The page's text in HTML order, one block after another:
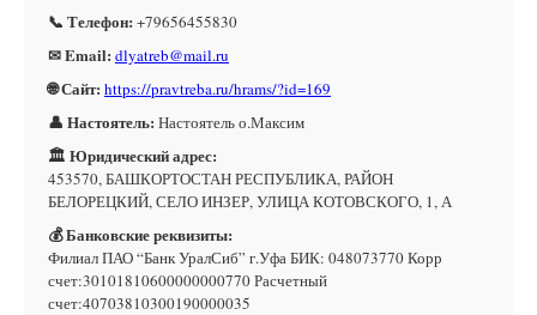
📞 Телефон: +79656455830
✉ Email: dlyatreb@mail.ru
🌐 Сайт: https://pravtreba.ru/hrams/?id=169
👤 Настоятель: Настоятель о.Максим
🏛 Юридический адрес:
453570, БАШКОРТОСТАН РЕСПУБЛИКА, РАЙОН
БЕЛОРЕЦКИЙ, СЕЛО ИНЗЕР, УЛИЦА КОТОВСКОГО, 1, А
💰 Банковские реквизиты:
Филиал ПАО “Банк УралСиб” г.Уфа БИК: 048073770 Корр
счет:30101810600000000770 Расчетный
счет:40703810300190000035